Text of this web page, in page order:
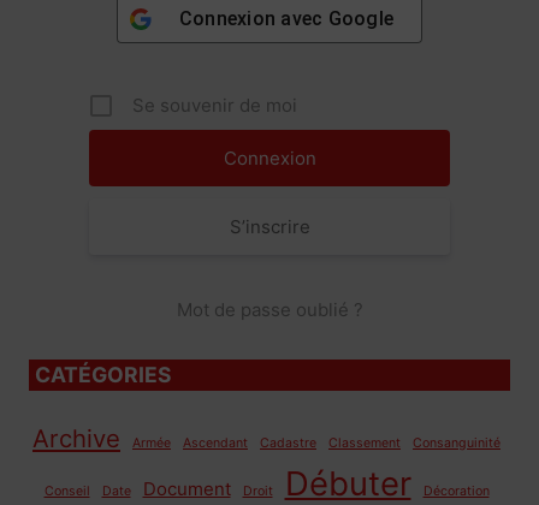
Connexion avec Google
Se souvenir de moi
S’inscrire
Mot de passe oublié ?
CATÉGORIES
Archive Armée Ascendant Cadastre Classement Consanguinité
Conseil Date Document Droit Débuter Décoration